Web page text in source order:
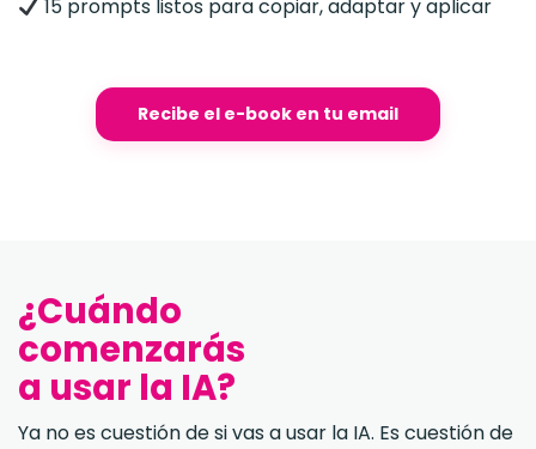
15 prompts listos para copiar, adaptar y aplicar
Recibe el e-book en tu email
¿Cuándo
comenzarás
a usar la IA?
Ya no es cuestión de si vas a usar la IA. Es cuestión de